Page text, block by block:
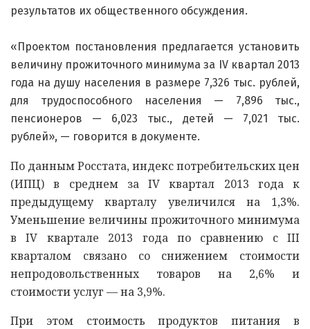
результатов их общественного обсуждения.
«Проектом постановления предлагается установить
величину прожиточного минимума за IV квартал 2013
года на душу населения в размере 7,326 тыс. рублей,
для трудоспособного населения — 7,896 тыс.,
пенсионеров — 6,023 тыс., детей — 7,021 тыс.
рублей», — говорится в документе.
По данным Росстата, индекс потребительских цен
(ИПЦ) в среднем за IV квартал 2013 года к
предыдущему кварталу увеличился на 1,3%.
Уменьшение величины прожиточного минимума
в IV квартале 2013 года по сравнению с III
кварталом связано со снижением стоимости
непродовольственных товаров на 2,6% и
стоимости услуг — на 3,9%.
При этом стоимость продуктов питания в